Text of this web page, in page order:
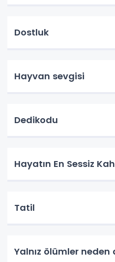
Dostluk
Hayvan sevgisi
Dedikodu
Hayatın En Sessiz
Tatil
Yalnız ölümler neden